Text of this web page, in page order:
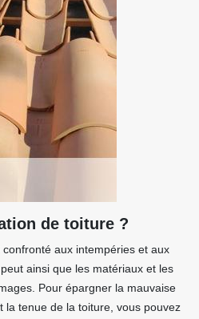
de toiture ?
aux intempéries et aux
ainsi que les matériaux et les
Pour épargner la mauvaise
la tenue de la toiture, vous pouvez